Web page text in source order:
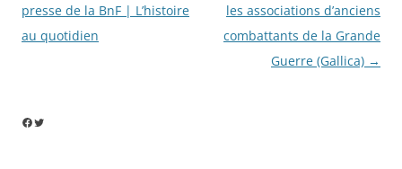
des
articles
presse de la BnF | L’histoire
au quotidien
les associations d’anciens
combattants de la Grande
Guerre (Gallica) →
Facebook
Twitter